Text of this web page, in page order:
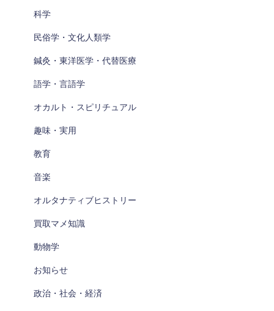
科学
民俗学・文化人類学
鍼灸・東洋医学・代替医療
語学・言語学
オカルト・スピリチュアル
趣味・実用
教育
音楽
オルタナティブヒストリー
買取マメ知識
動物学
お知らせ
政治・社会・経済